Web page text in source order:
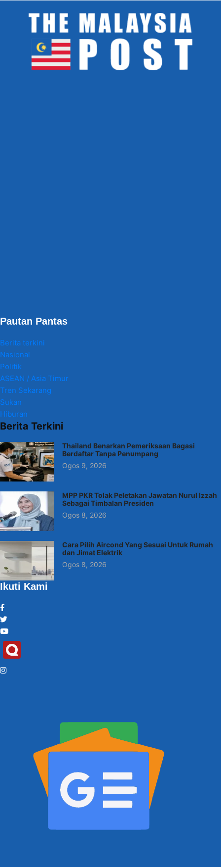
Pautan Pantas
Berita terkini
Nasional
Politik
ASEAN / Asia Timur
Tren Sekarang
Sukan
Hiburan
Berita Terkini
Thailand Benarkan Pemeriksaan Bagasi
Berdaftar Tanpa Penumpang
Ogos 9, 2026
MPP PKR Tolak Peletakan Jawatan Nurul Izzah
Sebagai Timbalan Presiden
Ogos 8, 2026
Cara Pilih Aircond Yang Sesuai Untuk Rumah
dan Jimat Elektrik
Ogos 8, 2026
Ikuti Kami